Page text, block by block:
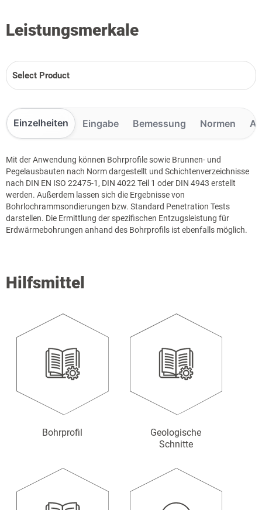
Leistungsmerkale
Select Product
Einzelheiten Eingabe Bemessung Normen
Mit der Anwendung können Bohrprofile sowie Brunnen- und
Pegelausbauten nach Norm dargestellt und Schichtenverzeichnisse
nach DIN EN ISO 22475-1, DIN 4022 Teil 1 oder DIN 4943 erstellt
werden. Außerdem lassen sich die Ergebnisse von
Bohrlochrammsondierungen bzw. Standard Penetration Tests
darstellen. Die Ermittlung der spezifischen Entzugsleistung für
Erdwärmebohrungen anhand des Bohrprofils ist ebenfalls möglich.
Hilfsmittel
Bohrprofil
Geologische
Schnitte